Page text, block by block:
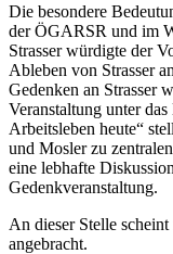
Die besondere
der ÖGARSR und im
Strasserwürdigte der
Ableben von Strasser
Gedenken an Strasser
Veranstaltung unter
Arbeitsleben heute“
und Moslerzu
eine lebhafte
Gedenkveranstaltung.
An dieser Stelle
angebracht.